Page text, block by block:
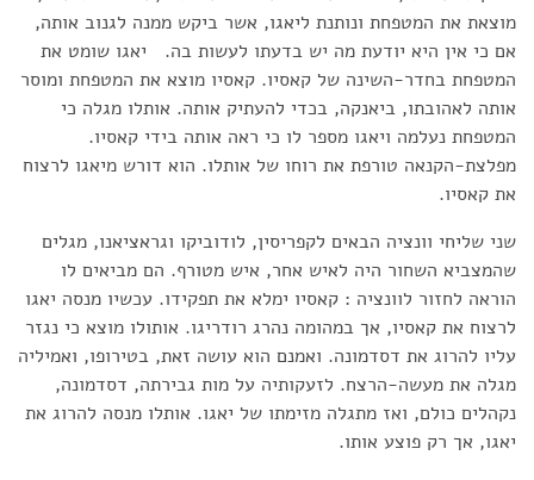
מוצאת את המטפחת ונותנת ליאגו, אשר ביקש ממנה לגנוב אותה,
אם כי אין היא יודעת מה יש בדעתו לעשות בה. יאגו שומט את
המטפחת בחדר-השינה של קאסיו. קאסיו מוצא את המטפחת ומוסר
אותה לאהובתו, ביאנקה, בכדי להעתיק אותה. אותלו מגלה כי
המטפחת נעלמה ויאגו מספר לו כי ראה אותה בידי קאסיו.
מפלצת-הקנאה טורפת את רוחו של אותלו. הוא דורש מיאגו לרצוח
את קאסיו.
שני שליחי וונציה הבאים לקפריסין, לודוביקו וגראציאנו, מגלים
שהמצביא השחור היה לאיש אחר, איש מטורף. הם מביאים לו
הוראה לחזור לוונציה : קאסיו ימלא את תפקידו. עכשיו מנסה יאגו
לרצוח את קאסיו, אך במהומה נהרג רודריגו. אותולו מוצא כי נגזר
עליו להרוג את דסדמונה. ואמנם הוא עושה זאת, בטירופו, ואמיליה
מגלה את מעשה-הרצח. לזעקותיה על מות גבירתה, דסדמונה,
נקהלים כולם, ואז מתגלה מזימתו של יאגו. אותלו מנסה להרוג את
יאגו, אך רק פוצע אותו.